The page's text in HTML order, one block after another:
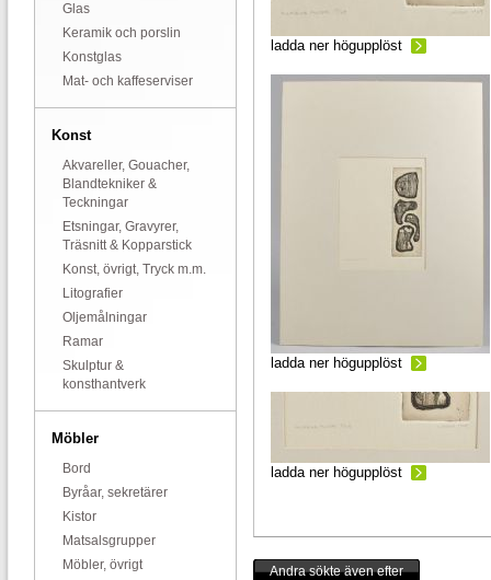
Glas
Keramik och porslin
Konstglas
Mat- och kaffeserviser
Konst
Akvareller, Gouacher,
Blandtekniker &
Teckningar
Etsningar, Gravyrer,
Träsnitt & Kopparstick
Konst, övrigt, Tryck m.m.
Litografier
Oljemålningar
Ramar
Skulptur &
konsthantverk
Möbler
Bord
Byråar, sekretärer
Kistor
Matsalsgrupper
Möbler, övrigt
ladda ner högupplöst
ladda ner högupplöst
ladda ner högupplöst
Andra sökte även efter